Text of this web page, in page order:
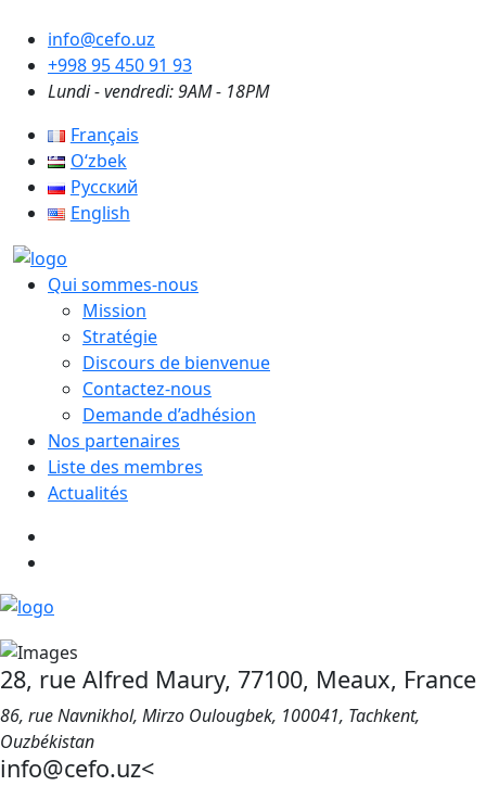
info@cefo.uz
+998 95 450 91 93
Lundi - vendredi: 9AM - 18PM
Français
Oʻzbek
Русский
English
Qui sommes-nous
Mission
Stratégie
Discours de bienvenue
Contactez-nous
Demande d’adhésion
Nos partenaires
Liste des membres
Actualités
28, rue Alfred Maury, 77100, Meaux, France
86, rue Navnikhol, Mirzo Oulougbek, 100041, Tachkent,
Ouzbékistan
info@cefo.uz<